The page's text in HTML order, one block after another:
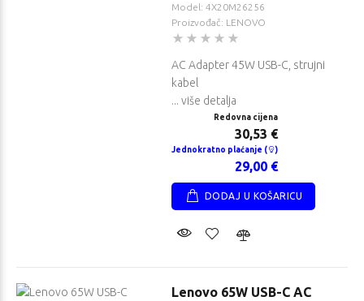
Model: 4X20M26256
Proizvođač: LENOVO
AC Adapter 45W USB-C, strujni
kabel
... više detalja
Redovna cijena
30,53 €
Jednokratno plaćanje ( )
29,00 €
DODAJ U KOŠARICU
Lenovo 65W USB-C AC